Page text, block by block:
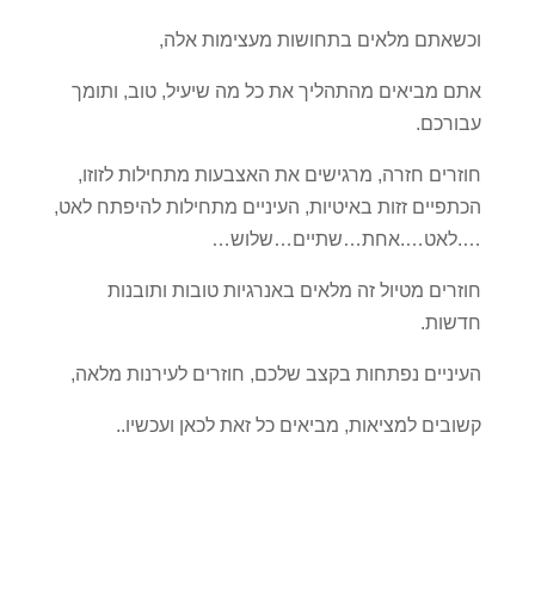
וכשאתם מלאים בתחושות מעצימות אלה,
אתם מביאים מהתהליך את כל מה שיעיל, טוב, ותומך
עבורכם.
חוזרים חזרה, מרגישים את האצבעות מתחילות לזוזו,
הכתפיים זזות באיטיות, העיניים מתחילות להיפתח לאט,
….לאט….אחת…שתיים…שלוש…
חוזרים מטיול זה מלאים באנרגיות טובות ותובנות
חדשות.
העיניים נפתחות בקצב שלכם, חוזרים לעירנות מלאה,
קשובים למציאות, מביאים כל זאת לכאן ועכשיו..